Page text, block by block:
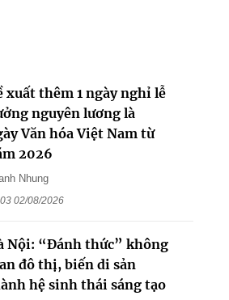
xuất thêm 1 ngày nghỉ lễ
nguyên lương là
Văn hóa Việt Nam từ
2026
Nhung
02/08/2026
Nội: “Đánh thức” không
đô thị, biến di sản
hệ sinh thái sáng tạo